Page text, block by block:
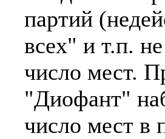
партий
всех" и т.п.
число мест.
"Диофант"
число мест в